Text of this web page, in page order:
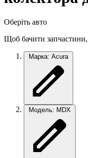
Оберіть авто
Щоб бачити запчастини,
Марка: Acura
Модель: MDX